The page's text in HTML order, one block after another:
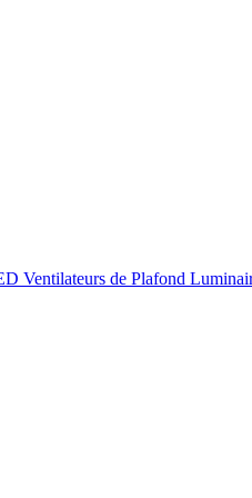
Ventilateurs de Plafond